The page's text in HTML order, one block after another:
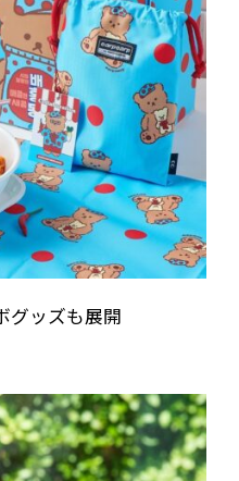
グッズも展開